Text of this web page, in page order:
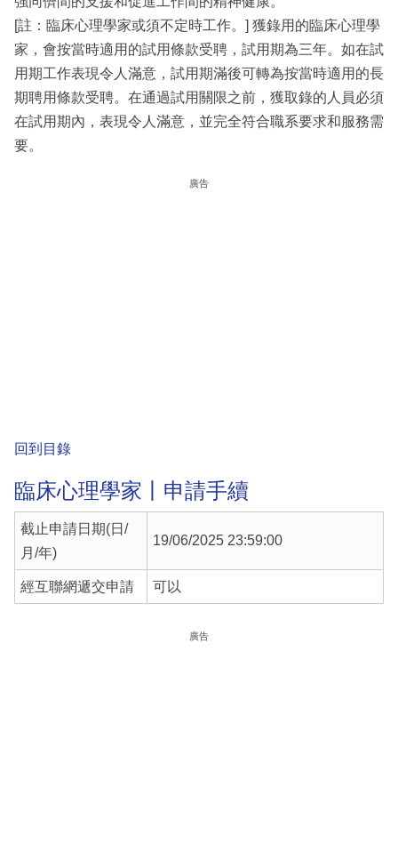
[註：臨床心理學家或須不定時工作。] 獲錄用的臨床心理學
家，會按當時適用的試用條款受聘，試用期為三年。如在試
用期工作表現令人滿意，試用期滿後可轉為按當時適用的長
期聘用條款受聘。在通過試用關限之前，獲取錄的人員必須
在試用期內，表現令人滿意，並完全符合職系要求和服務需
要。
廣告
回到目錄
臨床心理學家丨申請手續
截止申請日期(日/
月/年)
19/06/2025 23:59:00
經互聯網遞交申請 可以
廣告